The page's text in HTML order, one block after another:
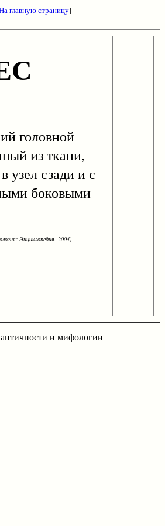
главную страницу]
из ткани,
узел сзади и с
боковыми
Энциклопедия. 2004)
и мифологии